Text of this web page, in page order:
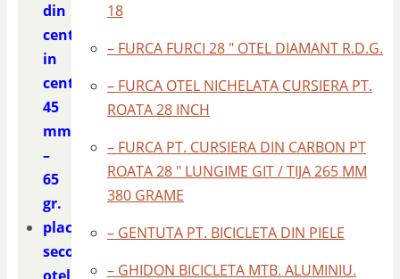
din
centru
in
centru
45
mm.
–
65
gr.
placa
second
18
– FURCA FURCI 28 " OTEL DIAMANT R.D.G.
– FURCA OTEL NICHELATA CURSIERA PT.
ROATA 28 INCH
– FURCA PT. CURSIERA DIN CARBON PT
ROATA 28 " LUNGIME GIT / TIJA 265 MM
380 GRAME
– GENTUTA PT. BICICLETA DIN PIELE
– GHIDON BICICLETA MTB. ALUMINIU.